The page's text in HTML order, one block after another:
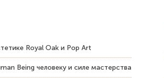
Royal Oak и Pop Art
Being человеку и силе мастерства